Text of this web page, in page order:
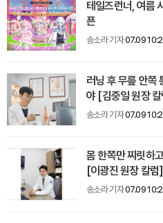
테일즈런너, 여름
픈
송소라 기자07.09
러닝 후 무릎 안쪽
야 [김중일 원장
송소라 기자07.09
몸 한쪽만 찌릿하
[이광진 원장 칼럼]
송소라 기자07.09